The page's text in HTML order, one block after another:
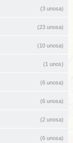
(3 unosa)
(23 unosa)
(10 unosa)
(1 unos)
(6 unosa)
(6 unosa)
(2 unosa)
(6 unosa)